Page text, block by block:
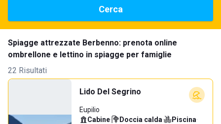
Cerca
Spiagge attrezzate Berbenno: prenota online
ombrellone e lettino in spiagge per famiglie
22 Risultati
Lido Del Segrino
Eupilio
Cabine· Doccia calda· Piscina·